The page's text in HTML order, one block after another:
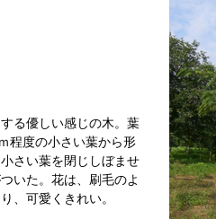
る優しい感じの木。葉
程度の小さい葉から形
さい葉を閉じしぼませ
いた。花は、刷毛のよ
、可愛くきれい。